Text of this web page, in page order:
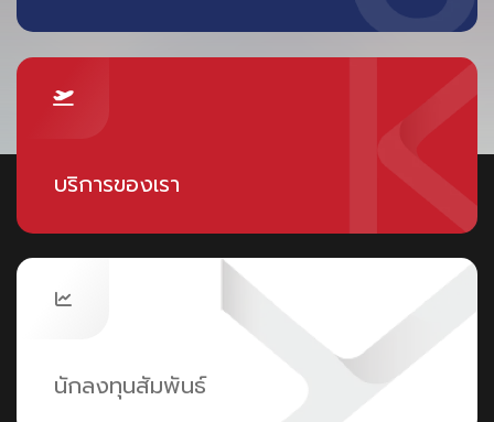
บริการของเรา
นักลงทุนสัมพันธ์